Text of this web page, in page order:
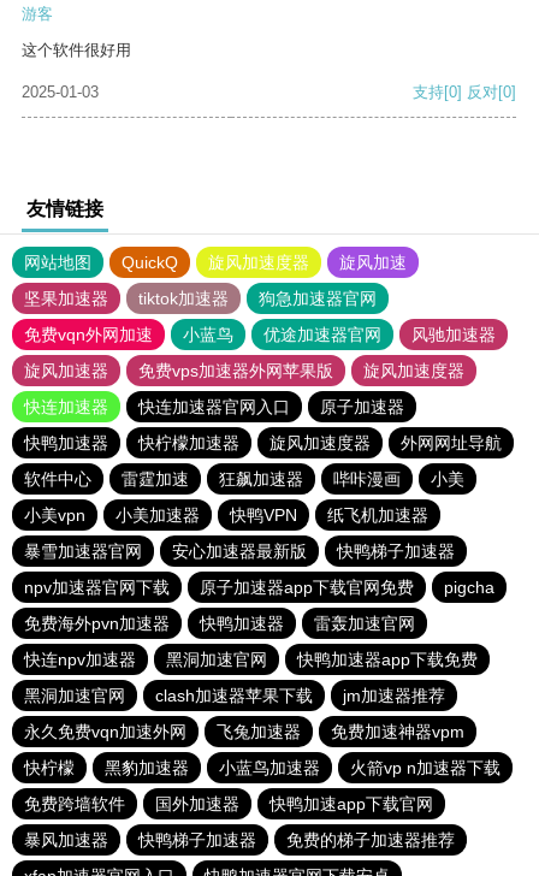
游客
这个软件很好用
2025-01-03 支持[0] 反对[0]
友情链接
网站地图 QuickQ 旋风加速度器
旋风加速
坚果加速器
tiktok加速器
狗急加速器官网
免费vqn外网加速
小蓝鸟 优途加速器官网
风驰加速器
旋风加速器
免费vps加速器外网苹果版
旋风加速度器
快连加速器
快连加速器官网入口
原子加速器
快鸭加速器
快柠檬加速器 旋风加速度器
外网网址导航
软件中心
雷霆加速 狂飙加速器 哔咔漫画
小美
小美vpn
小美加速器 快鸭VPN
纸飞机加速器
暴雪加速器官网
安心加速器最新版
快鸭梯子加速器
npv加速器官网下载
原子加速器app下载官网免费
pigcha
免费海外pvn加速器
快鸭加速器
雷轰加速官网
快连npv加速器
黑洞加速官网
快鸭加速器app下载免费
黑洞加速官网
clash加速器苹果下载
jm加速器推荐
永久免费vqn加速外网
飞兔加速器
免费加速神器vpm
快柠檬
黑豹加速器 小蓝鸟加速器
火箭vp n加速器下载
免费跨墙软件
国外加速器
快鸭加速app下载官网
暴风加速器
快鸭梯子加速器
免费的梯子加速器推荐